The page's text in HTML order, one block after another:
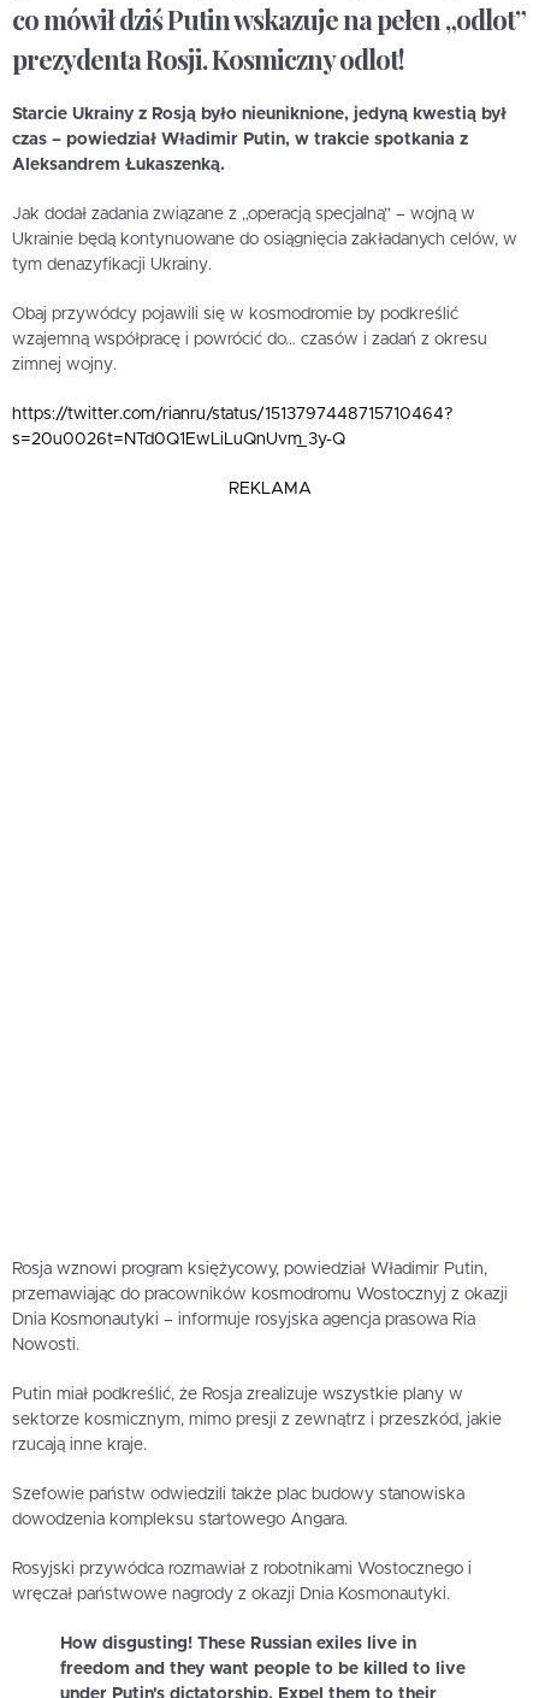
co mówił dziś Putin wskazuje na pełen „odlot”
prezydenta Rosji. Kosmiczny odlot!
Starcie Ukrainy z Rosją było nieuniknione, jedyną kwestią był
czas – powiedział Władimir Putin, w trakcie spotkania z
Aleksandrem Łukaszenką.
Jak dodał zadania związane z „operacją specjalną” – wojną w
Ukrainie będą kontynuowane do osiągnięcia zakładanych celów, w
tym denazyfikacji Ukrainy.
Obaj przywódcy pojawili się w kosmodromie by podkreślić
wzajemną współpracę i powrócić do… czasów i zadań z okresu
zimnej wojny.
https://twitter.com/rianru/status/1513797448715710464?
s=20u0026t=NTd0Q1EwLiLuQnUvm_3y-Q
REKLAMA
Rosja wznowi program księżycowy, powiedział Władimir Putin,
przemawiając do pracowników kosmodromu Wostocznyj z okazji
Dnia Kosmonautyki – informuje rosyjska agencja prasowa Ria
Nowosti.
Putin miał podkreślić, że Rosja zrealizuje wszystkie plany w
sektorze kosmicznym, mimo presji z zewnątrz i przeszkód, jakie
rzucają inne kraje.
Szefowie państw odwiedzili także plac budowy stanowiska
dowodzenia kompleksu startowego Angara.
Rosyjski przywódca rozmawiał z robotnikami Wostocznego i
wręczał państwowe nagrody z okazji Dnia Kosmonautyki.
How disgusting! These Russian exiles live in
freedom and they want people to be killed to live
under Putin's dictatorship. Expel them to their